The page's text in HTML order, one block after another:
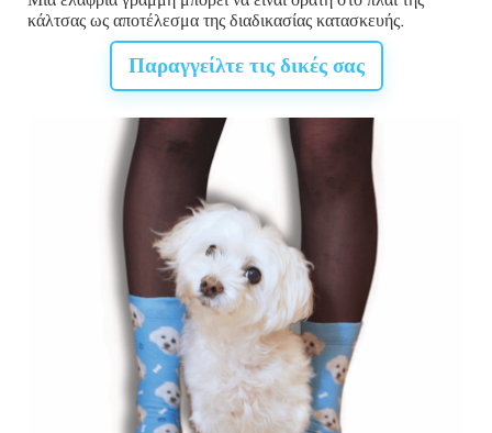
κάλτσας ως αποτέλεσμα της διαδικασίας κατασκευής.
Παραγγείλτε τις δικές σας